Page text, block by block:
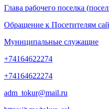
Глава рабочего поселка
Обращение к Посетителям
Муниципальные служащие
+74164622274
+74164622274
adm_tokur@mail.ru